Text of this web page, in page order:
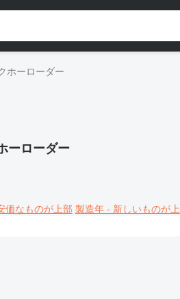
ホーローダー
ーローダー
価なものが上部 製造年 - 新しいものが上